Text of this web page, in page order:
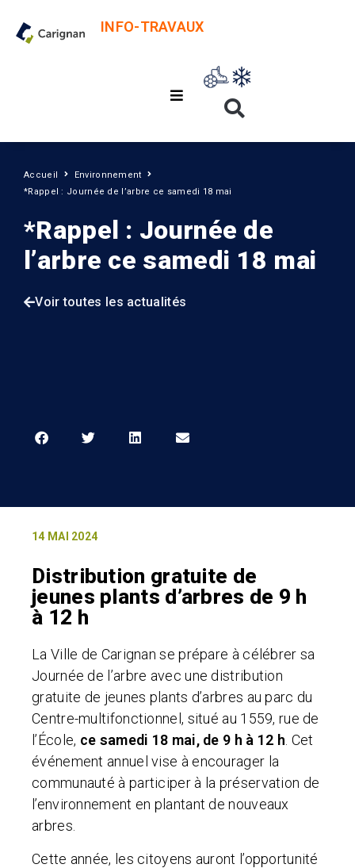
INFO-TRAVAUX
Accueil
Environnement
*Rappel : Journée de l’arbre ce samedi 18 mai
*Rappel : Journée de
l’arbre ce samedi 18 mai
Voir toutes les actualités
14 MAI 2024
Distribution gratuite de
jeunes plants d’arbres de 9 h
à 12 h
La Ville de Carignan se prépare à célébrer sa
Journée de l’arbre avec une distribution
gratuite de jeunes plants d’arbres au parc du
Centre-multifonctionnel, situé au 1559, rue de
l’École, ce samedi 18 mai, de 9 h à 12 h. Cet
événement annuel vise à encourager la
communauté à participer à la préservation de
l’environnement en plantant de nouveaux
arbres.
Cette année, les citoyens auront l’opportunité